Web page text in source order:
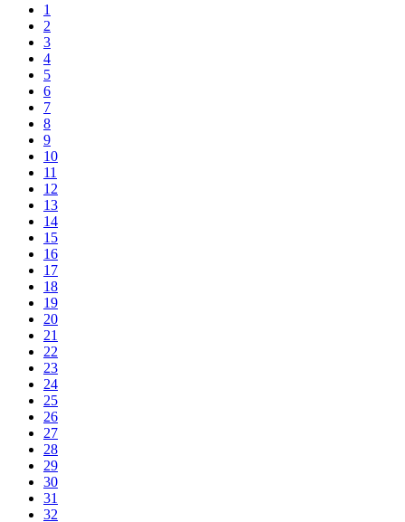
1
2
3
4
5
6
7
8
9
10
11
12
13
14
15
16
17
18
19
20
21
22
23
24
25
26
27
28
29
30
31
32